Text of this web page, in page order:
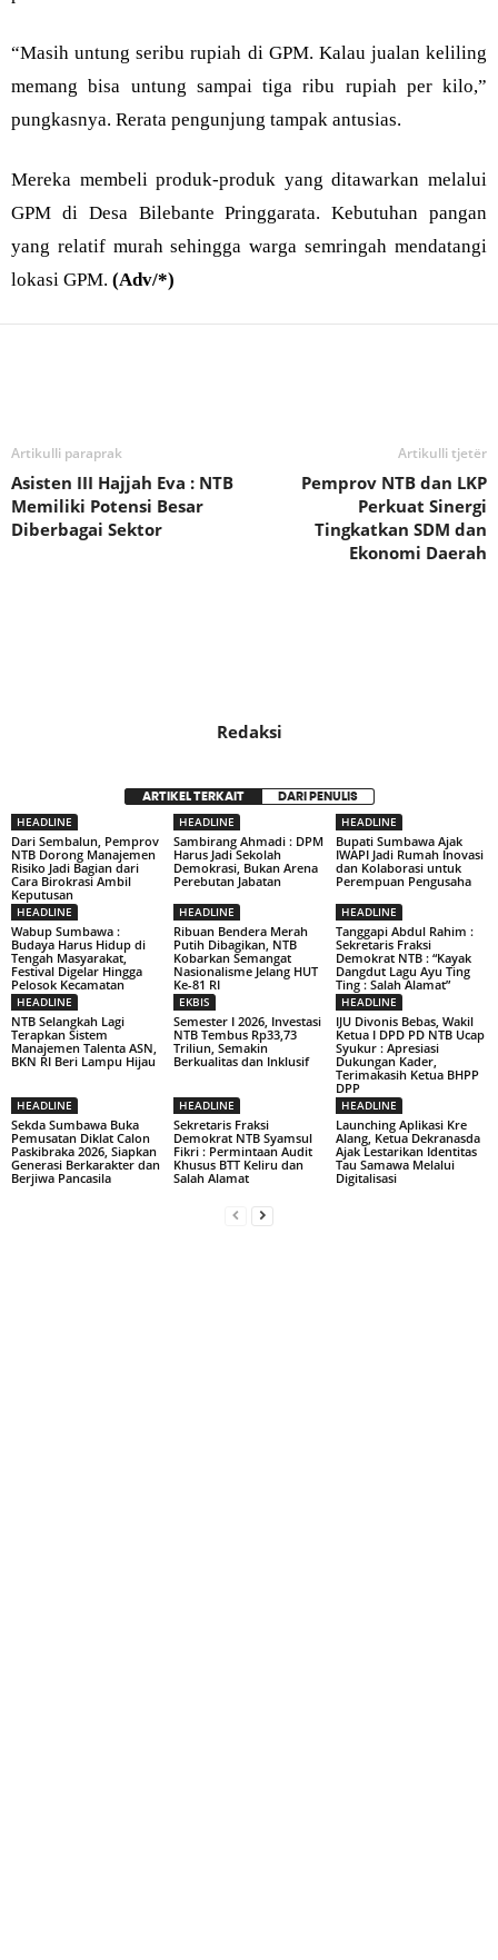
“Masih untung seribu rupiah di GPM. Kalau jualan keliling
memang bisa untung sampai tiga ribu rupiah per kilo,”
pungkasnya. Rerata pengunjung tampak antusias.
Mereka membeli produk-produk yang ditawarkan melalui
GPM di Desa Bilebante Pringgarata. Kebutuhan pangan
yang relatif murah sehingga warga semringah mendatangi
lokasi GPM. (Adv/*)
Artikulli paraprak
Asisten III Hajjah Eva : NTB
Memiliki Potensi Besar
Diberbagai Sektor
Artikulli tjetër
Pemprov NTB dan LKP
Perkuat Sinergi
Tingkatkan SDM dan
Ekonomi Daerah
Redaksi
ARTIKEL TERKAIT DARI PENULIS
HEADLINE
Dari Sembalun, Pemprov
NTB Dorong Manajemen
Risiko Jadi Bagian dari
Cara Birokrasi Ambil
Keputusan
HEADLINE
Sambirang Ahmadi : DPM
Harus Jadi Sekolah
Demokrasi, Bukan Arena
Perebutan Jabatan
HEADLINE
Bupati Sumbawa Ajak
IWAPI Jadi Rumah Inovasi
dan Kolaborasi untuk
Perempuan Pengusaha
HEADLINE
Wabup Sumbawa :
Budaya Harus Hidup di
Tengah Masyarakat,
Festival Digelar Hingga
Pelosok Kecamatan
HEADLINE
Ribuan Bendera Merah
Putih Dibagikan, NTB
Kobarkan Semangat
Nasionalisme Jelang HUT
Ke-81 RI
HEADLINE
Tanggapi Abdul Rahim :
Sekretaris Fraksi
Demokrat NTB : “Kayak
Dangdut Lagu Ayu Ting
Ting : Salah Alamat”
HEADLINE
NTB Selangkah Lagi
Terapkan Sistem
Manajemen Talenta ASN,
BKN RI Beri Lampu Hijau
EKBIS
Semester I 2026, Investasi
NTB Tembus Rp33,73
Triliun, Semakin
Berkualitas dan Inklusif
HEADLINE
IJU Divonis Bebas, Wakil
Ketua I DPD PD NTB Ucap
Syukur : Apresiasi
Dukungan Kader,
Terimakasih Ketua BHPP
DPP
HEADLINE
Sekda Sumbawa Buka
Pemusatan Diklat Calon
Paskibraka 2026, Siapkan
Generasi Berkarakter dan
Berjiwa Pancasila
HEADLINE
Sekretaris Fraksi
Demokrat NTB Syamsul
Fikri : Permintaan Audit
Khusus BTT Keliru dan
Salah Alamat
HEADLINE
Launching Aplikasi Kre
Alang, Ketua Dekranasda
Ajak Lestarikan Identitas
Tau Samawa Melalui
Digitalisasi